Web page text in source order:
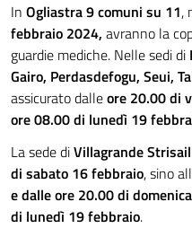
In Ogliastra 9 comuni su 11,
febbraio 2024, avranno la
guardie mediche. Nelle sedi di
Gairo, Perdasdefogu, Seui,
assicurato dalleore 20.00 di
ore 08.00 di lunedì 19
La sede diVillagrande
di sabato 16 febbraio, sino
e dalle ore 20.00 di
di lunedì 19 febbraio.